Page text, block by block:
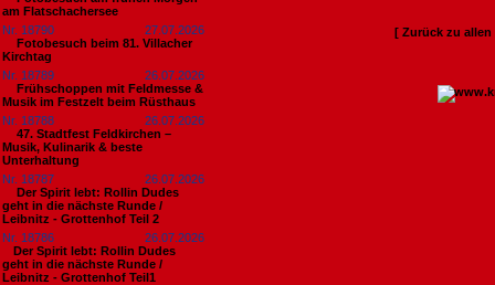
am Flatschachersee
Nr. 18790
27.07.2026
Fotobesuch beim 81. Villacher
Kirchtag
Nr. 18789
26.07.2026
Frühschoppen mit Feldmesse &
Musik im Festzelt beim Rüsthaus
Nr. 18788
26.07.2026
47. Stadtfest Feldkirchen –
Musik, Kulinarik & beste
Unterhaltung
Nr. 18787
26.07.2026
Der Spirit lebt: Rollin Dudes
geht in die nächste Runde /
Leibnitz - Grottenhof Teil 2
Nr. 18786
26.07.2026
​Der Spirit lebt: Rollin Dudes
geht in die nächste Runde /
Leibnitz - Grottenhof Teil1
[ Zurück zu